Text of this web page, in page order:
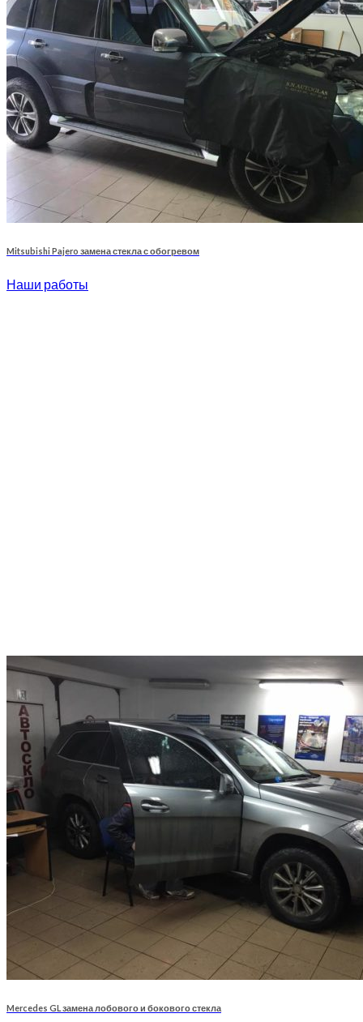
Mitsubishi Pajero замена стекла с обогревом
Наши работы
Mercedes GL замена лобового и бокового стекла